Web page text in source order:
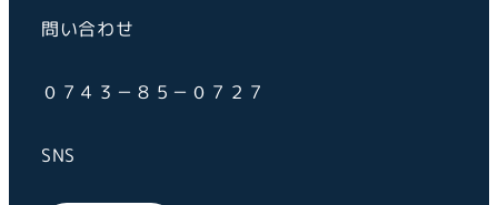
問い合わせ
０７４３－８５－０７２７
SNS